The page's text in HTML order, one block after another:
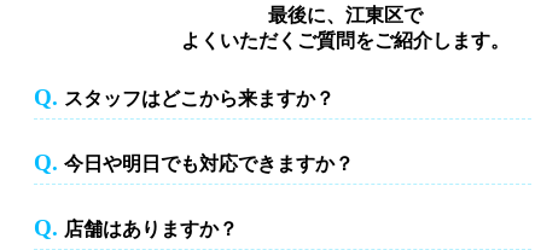
最後に、江東区で
よくいただくご質問をご紹介します。
スタッフはどこから来ますか？
Q. スタッフはどこから来ますか？
今日や明日でも対応できますか？
Q. 今日や明日でも対応できますか？
店舗はありますか？
Q. 店舗はありますか？